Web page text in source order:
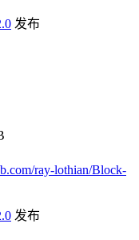
发布
ray-lothian/Block-
发布